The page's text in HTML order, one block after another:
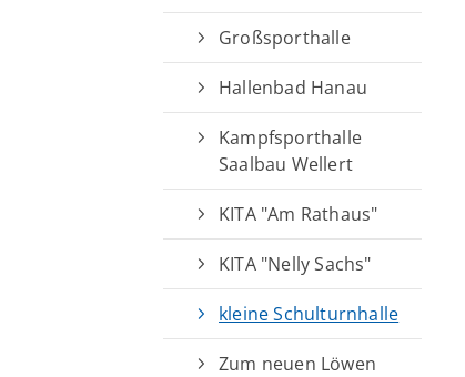
Großsporthalle
Hallenbad Hanau
Kampfsporthalle
Saalbau Wellert
KITA "Am Rathaus"
KITA "Nelly Sachs"
kleine Schulturnhalle
Zum neuen Löwen